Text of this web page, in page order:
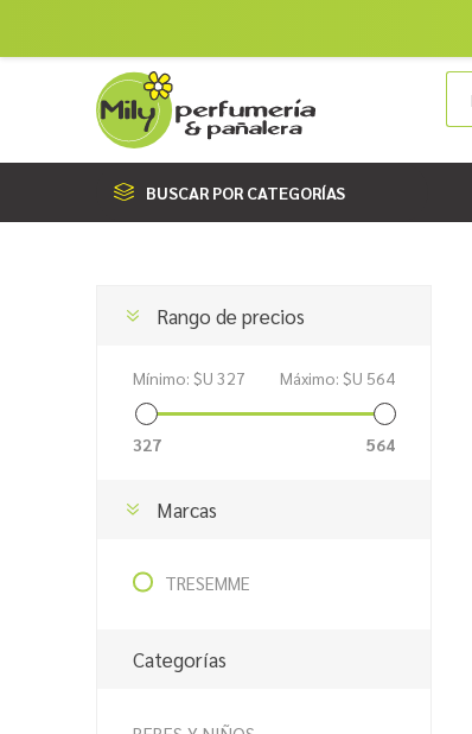
BUSCAR POR CATEGORÍAS
Rango de precios
Mínimo: $U 327 Máximo: $U 564
327 564
Marcas
TRESEMME
Categorías